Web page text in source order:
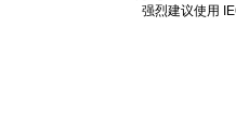
强烈建议使用